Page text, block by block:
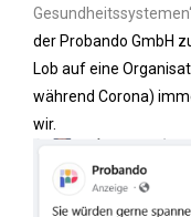
der Probando GmbH
Lob auf eine
während Corona)
wir.